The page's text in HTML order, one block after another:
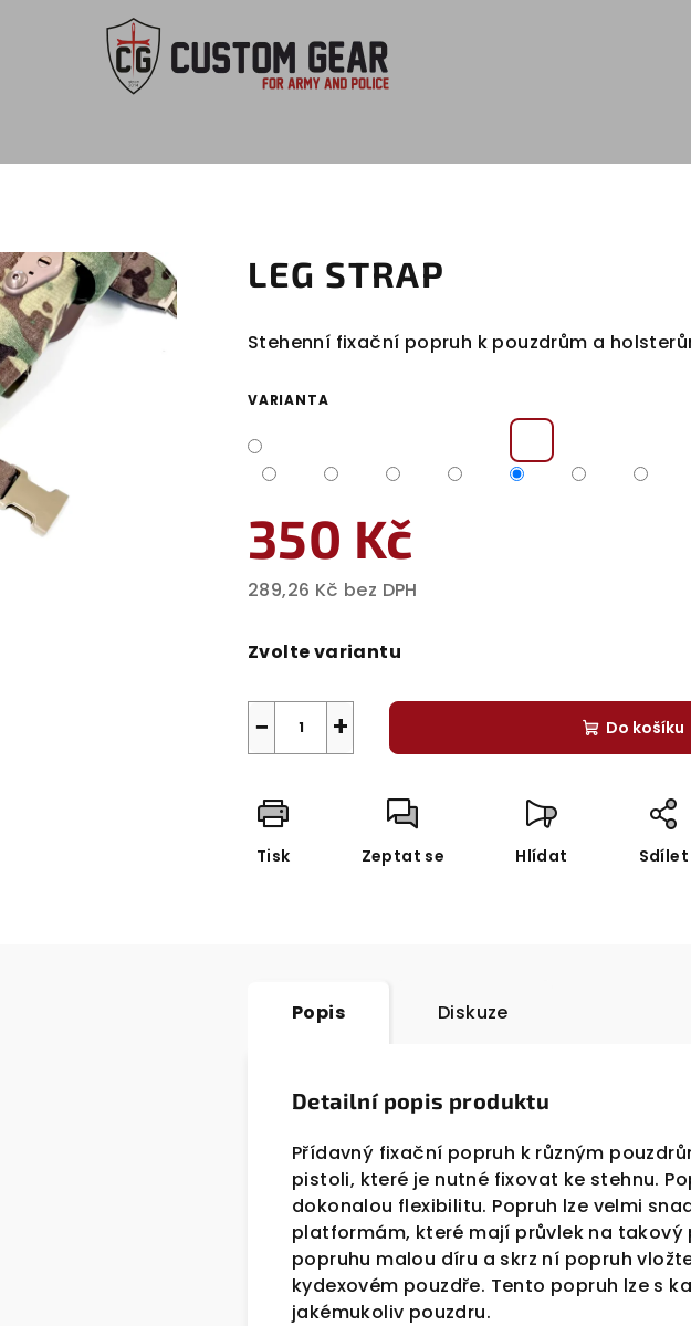
LEG STRAP
Stehenní fixační popruh k pouzdrům a
VARIANTA
350 Kč
289,26 Kč bez DPH
cena:
Zvolte variantu
+
− Do košíku
Tisk Zeptat se Hlídat Sdílet
Popis Diskuze
Detailní popis produktu
Přídavný fixační popruh k různým
pistoli, které je nutné fixovat ke stehnu.
dokonalou flexibilitu. Popruh lze velmi
platformám, které mají průvlek na
popruhu malou díru a skrz ní popruh
kydexovém pouzdře. Tento popruh lze s
jakémukoliv pouzdru.